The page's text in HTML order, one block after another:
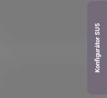
Konfigurátor SU5